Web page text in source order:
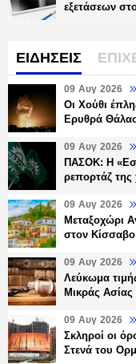
εξετάσεων
ΕΙΔΗΣΕΙΣ
09 Αυγ 2026
Οι Χούθι
Ερυθρά
09 Αυγ 2026
ΠΑΣΟΚ: Η
ρεπορτάζ της
09 Αυγ 2026
Μεταξοχώρι
στον Κίσσαβο
09 Αυγ 2026
Λεύκωμα
Μικράς Ασίας
09 Αυγ 2026
Σκληροί οι
Στενά του